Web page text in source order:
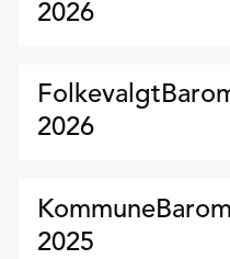
2026
2026
2025